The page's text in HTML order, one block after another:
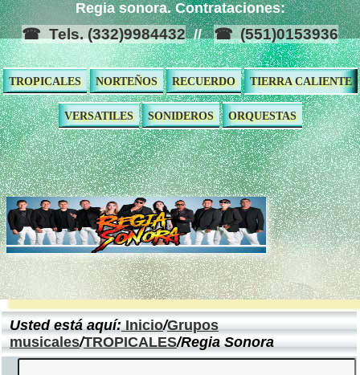
Regia sonora. Contrataciones:
Tels. (332)9984432 // (551)0153936
TROPICALES NORTEÑOS RECUERDO TIERRA CALIENTE
VERSATILES SONIDEROS ORQUESTAS
Usted está aquí:Inicio/Grupos
musicales/TROPICALES/Regia Sonora